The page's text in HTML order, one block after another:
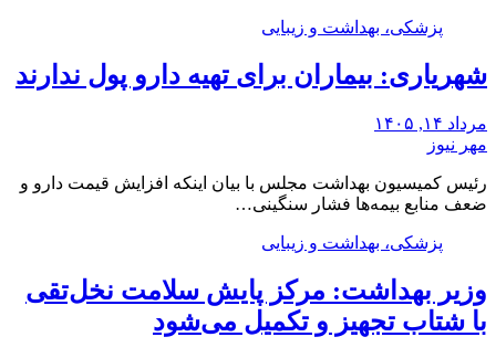
پزشکی، بهداشت و زیبایی
شهریاری: بیماران برای تهیه دارو پول ندارند
مرداد ۱۴, ۱۴۰۵
مهر نیوز
رئیس کمیسیون بهداشت مجلس با بیان اینکه افزایش قیمت دارو و
ضعف منابع بیمه‌ها فشار سنگینی…
پزشکی، بهداشت و زیبایی
وزیر بهداشت: مرکز پایش سلامت نخل‌تقی
با شتاب تجهیز و تکمیل می‌شود